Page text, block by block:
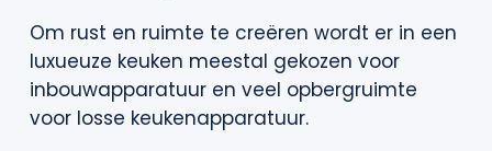
Om rust en ruimte te creëren wordt er in een
luxueuze keuken meestal gekozen voor
inbouwapparatuur en veel opbergruimte
voor losse keukenapparatuur.